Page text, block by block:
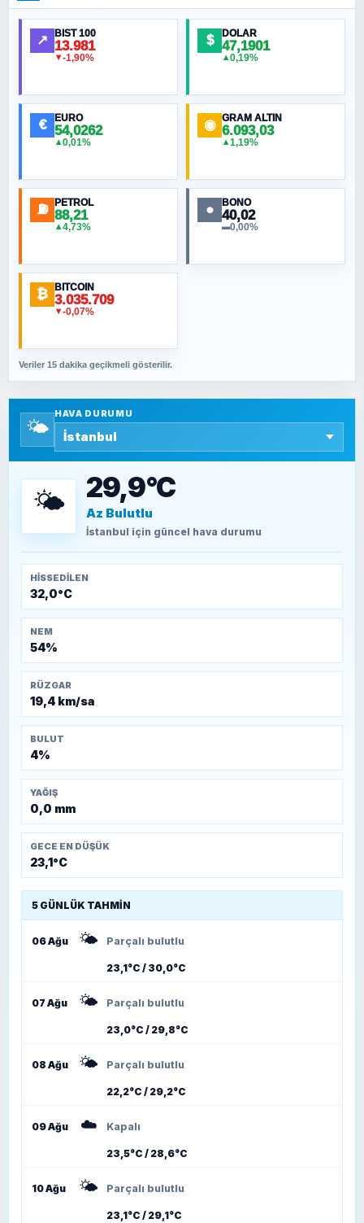
Ankara Zirvesi: NATO Toplantısı mı, Yeni
Ortadoğu Haritasının Provası mı?
MURAT ÖZKAN
NURETTIN BÖLÜK
ORHAN KILIÇOĞLU
Fahişeye beyinli bir müstevli alçağına
SAVAŞ ŞAHİN
SEYFULLAH ÇİÇEK
TEOMAN ALPASLAN
Kütahya-Eskişehir Muharebeleri (10-24
↗ BIST 100
13.981
▼-1,90%
$ DOLAR
47,1901
▲0,19%
€ EURO
54,0262
▲0,01%
◉ GRAM ALTIN
6.093,03
▲1,19%
⛽ PETROL
88,21
▲4,73%
● BONO
40,02
▬0,00%
₿ BITCOIN
3.035.709
▼-0,07%
Veriler 15 dakika geçikmeli gösterilir.
🌤️
HAVA DURUMU
🌤️ 29,9°C
Az Bulutlu
İstanbul için güncel hava durumu
HISSEDILEN
32,0°C
NEM
54%
RÜZGAR
19,4 km/sa
BULUT
4%
YAĞIŞ
0,0 mm
GECE EN DÜŞÜK
23,1°C
5 GÜNLÜK TAHMIN
06 Ağu 🌤️ Parçalı bulutlu
23,1°C / 30,0°C
07 Ağu 🌤️ Parçalı bulutlu
23,0°C / 29,8°C
08 Ağu 🌤️ Parçalı bulutlu
22,2°C / 29,2°C
09 Ağu ☁️ Kapalı
23,5°C / 28,6°C
10 Ağu 🌤️ Parçalı bulutlu
23,1°C / 29,1°C